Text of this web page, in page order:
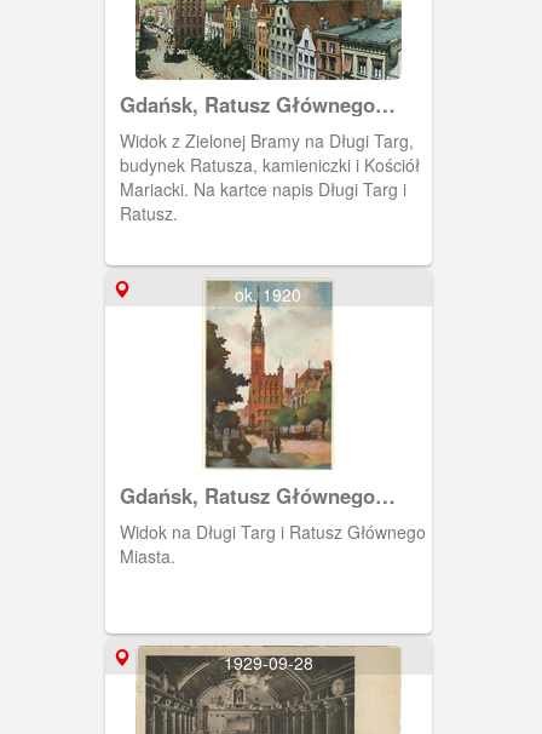
Gdańsk, Ratusz Głównego
Miasta i kościół Mariacki
Widok z Zielonej Bramy na Długi Targ,
budynek Ratusza, kamieniczki i Kościół
Mariacki. Na kartce napis Długi Targ i
Ratusz.
ok. 1920
Gdańsk, Ratusz Głównego
Miasta
Widok na Długi Targ i Ratusz Głównego
Miasta.
1929-09-28